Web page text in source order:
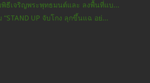
พิธีเจริญพระพุทธมนต์และ ลงพื้นที่แบ...
UP จับโกง ลุกขึ้นแฉ อย่...